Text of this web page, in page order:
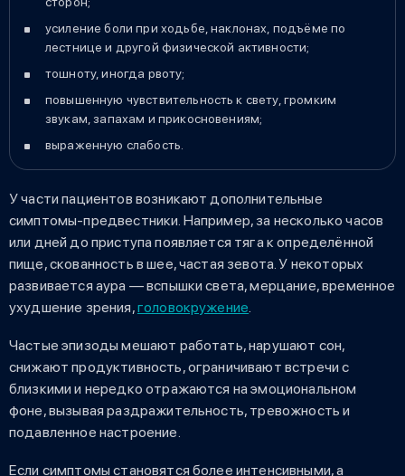
усиление боли при ходьбе, наклонах, подъёме по
лестнице и другой физической активности;
тошноту, иногда рвоту;
повышенную чувствительность к свету, громким
звукам, запахам и прикосновениям;
выраженную слабость.
У части пациентов возникают дополнительные
симптомы-предвестники. Например, за несколько часов
или дней до приступа появляется тяга к определённой
пище, скованность в шее, частая зевота. У некоторых
развивается аура — вспышки света, мерцание, временное
ухудшение зрения,головокружение.
Частые эпизоды мешают работать, нарушают сон,
снижают продуктивность, ограничивают встречи с
близкими и нередко отражаются на эмоциональном
фоне, вызывая раздражительность, тревожность и
подавленное настроение.
Если симптомы становятся более интенсивными, а